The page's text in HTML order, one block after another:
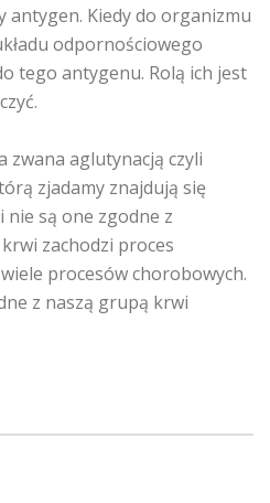
antygen. Kiedy do organizmu
odpornościowego
tego antygenu. Rolą ich jest
zwana aglutynacją czyli
zjadamy znajdują się
są one zgodne z
zachodzi proces
procesów chorobowych.
z naszą grupą krwi